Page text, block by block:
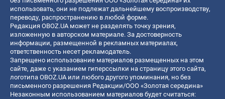
использовать, они не подлежат дальнейшему воспроизводству,
переводу, распространению в любой форме.
Редакция OBOZ.UA может не разделять точку зрения,
изложенную в авторском материале. За достоверность
информации, размещенной в рекламных материалах,
ответственность несет рекламодатель.
Запрещено использование материалов размещенных на этом
сайте, даже с указанием гиперссылки на страницу этого сайта,
логотипа OBOZ.UA или любого другого упоминания, но без
письменного разрешения Редакции/ООО «Золотая середина»
Незаконным использованием материалов будет считаться: